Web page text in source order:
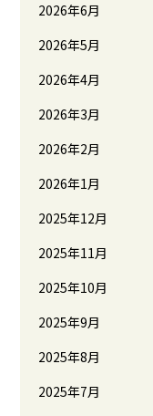
2026年6月
2026年5月
2026年4月
2026年3月
2026年2月
2026年1月
2025年12月
2025年11月
2025年10月
2025年9月
2025年8月
2025年7月